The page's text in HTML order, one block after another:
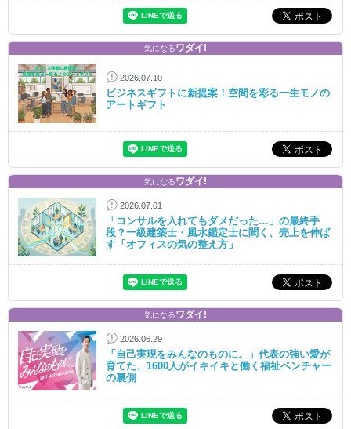
気になるワダイ!
2026.07.10
ビジネスギフトに新提案！空間を彩る一生モノの
アートギフト
気になるワダイ!
2026.07.01
「コンサルを入れてもダメだった…」の最終手
段？一級建築士・風水鑑定士に聞く、売上を伸ば
す「オフィスの気の整え方」
気になるワダイ!
2026.06.29
「自己実現をみんなのものに。」代表の強い愛が
育てた、1600人がイキイキと働く福祉ベンチャー
の裏側